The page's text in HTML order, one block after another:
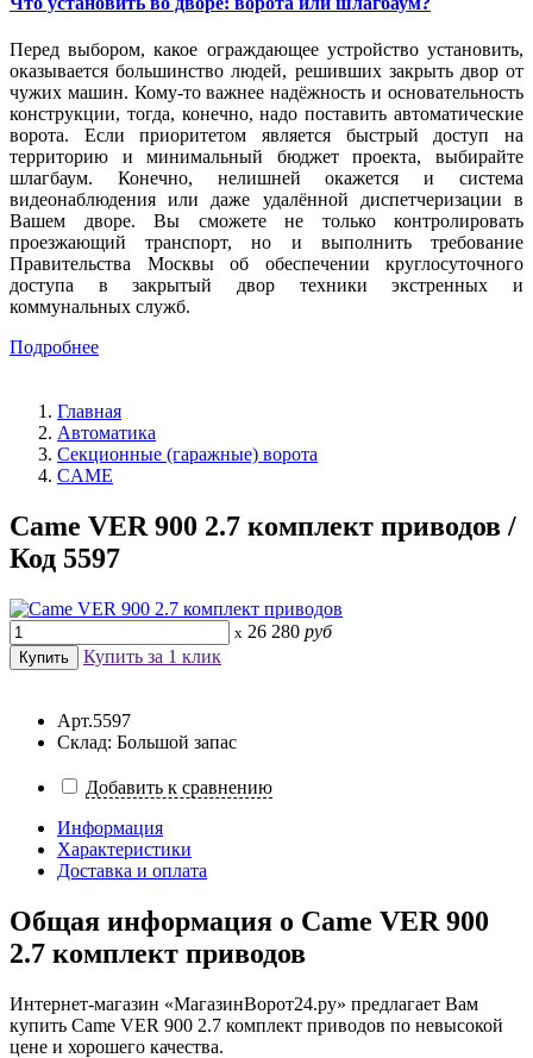
Перед выбором, какое ограждающее устройство установить,
оказывается большинство людей, решивших закрыть двор от
чужих машин. Кому-то важнее надёжность и основательность
конструкции, тогда, конечно, надо поставить автоматические
ворота. Если приоритетом является быстрый доступ на
территорию и минимальный бюджет проекта, выбирайте
шлагбаум. Конечно, нелишней окажется и система
видеонаблюдения или даже удалённой диспетчеризации в
Вашем дворе. Вы сможете не только контролировать
проезжающий транспорт, но и выполнить требование
Правительства Москвы об обеспечении круглосуточного
доступа в закрытый двор техники экстренных и
коммунальных служб.
Подробнее
Главная
Автоматика
Секционные (гаражные) ворота
CAME
Came VER 900 2.7 комплект приводов /
Код 5597
x 26 280 руб
Купить за 1 клик
Арт.5597
Склад: Большой запас
Добавить к сравнению
Информация
Характеристики
Доставка и оплата
Общая информация о Came VER 900
2.7 комплект приводов
Интернет-магазин «МагазинВорот24.ру» предлагает Вам
купить Came VER 900 2.7 комплект приводов по невысокой
цене и хорошего качества.